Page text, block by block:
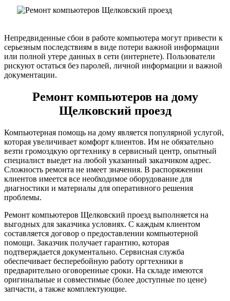
Непредвиденные сбои в работе компьютера могут привести к
серьезным последствиям в виде потери важной информации
или полной утере данных в сети (интернете). Пользователи
рискуют остаться без паролей, личной информации и важной
документации.
Ремонт компьютеров на дому
Щелковский проезд
Компьютерная помощь на дому является популярной услугой,
которая увеличивает комфорт клиентов. Им не обязательно
везти громоздкую оргтехнику в сервисный центр, опытный
специалист выедет на любой указанный заказчиком адрес.
Сложность ремонта не имеет значения. В распоряжении
клиентов имеется все необходимое оборудование для
диагностики и материалы для оперативного решения
проблемы.
Ремонт компьютеров Щелковский проезд выполняется на
выгодных для заказчика условиях. С каждым клиентом
составляется договор о предоставлении компьютерной
помощи. Заказчик получает гарантию, которая
подтверждается документально. Сервисная служба
обеспечивает бесперебойную работу оргтехники в
предварительно оговоренные сроки. На складе имеются
оригинальные и совместимые (более доступные по цене)
запчасти, а также комплектующие.